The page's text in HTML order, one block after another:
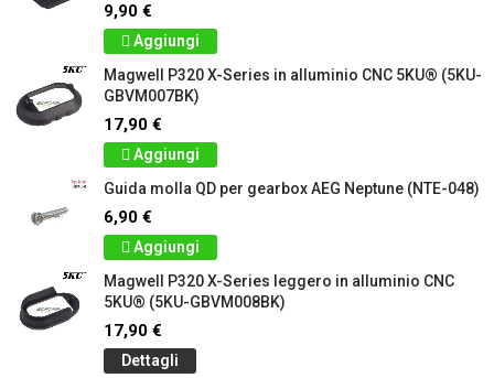
9,90 €
Aggiungi
Magwell P320 X-Series in alluminio CNC 5KU® (5KU-
GBVM007BK)
17,90 €
Aggiungi
Guida molla QD per gearbox AEG Neptune (NTE-048)
6,90 €
Aggiungi
Magwell P320 X-Series leggero in alluminio CNC
5KU® (5KU-GBVM008BK)
17,90 €
Dettagli